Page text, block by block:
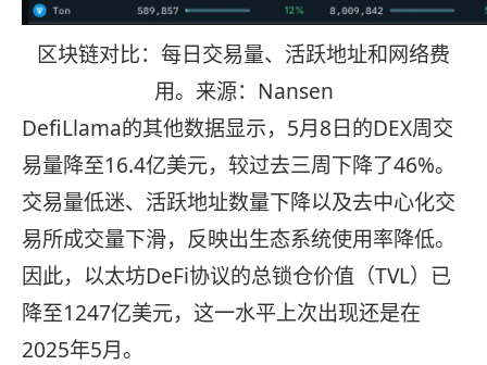
区块链对比：每日交易量、活跃地址和网络费
用。来源：Nansen
DefiLlama的其他数据显示，5月8日的DEX周交
易量降至16.4亿美元，较过去三周下降了46%。
交易量低迷、活跃地址数量下降以及去中心化交
易所成交量下滑，反映出生态系统使用率降低。
因此，以太坊DeFi协议的总锁仓价值（TVL）已
降至1247亿美元，这一水平上次出现还是在
2025年5月。